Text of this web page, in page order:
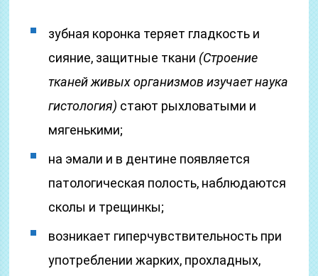
зубная коронка теряет гладкость и
сияние, защитные ткани (Строение
тканей живых организмов изучает наука
гистология) стают рыхловатыми и
мягенькими;
на эмали и в дентине появляется
патологическая полость, наблюдаются
сколы и трещинкы;
возникает гиперчувствительность при
употреблении жарких, прохладных,